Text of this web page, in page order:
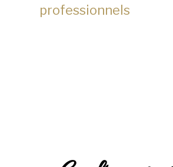
professionnels